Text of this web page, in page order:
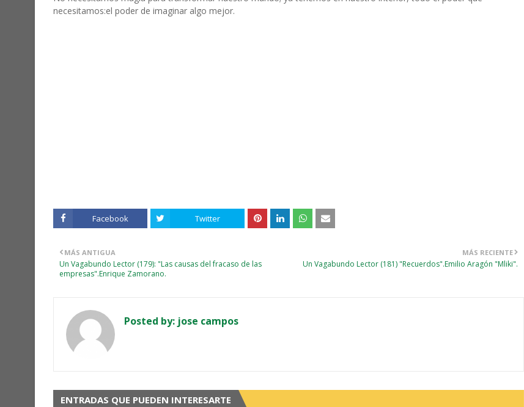
necesitamos:el poder de imaginar algo mejor.
Facebook Twitter
MÁS RECIENTE
Un Vagabundo Lector (181) "Recuerdos".Emilio Aragón "Mliki".
MÁS ANTIGUA
Un Vagabundo Lector (179): "Las causas del fracaso de las
empresas".Enrique Zamorano.
Posted by: jose campos
ENTRADAS QUE PUEDEN INTERESARTE